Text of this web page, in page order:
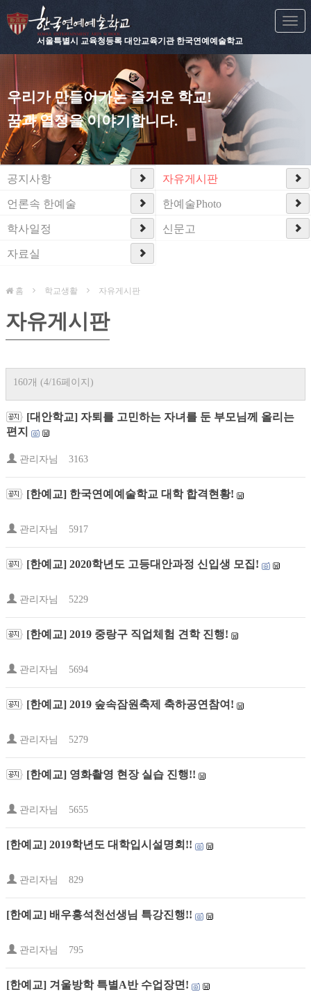
서울특별시 교육청등록 대안교육기관 한국연예예술학교
우리가 만들어가는 즐거운 학교!
꿈과 열정을 이야기합니다.
공지사항 자유게시판
언론속 한예술 한예술Photo
학사일정 신문고
자료실
홈 학교생활 자유게시판
자유게시판
160개 (4/16페이지)
[대안학교] 자퇴를 고민하는 자녀를 둔 부모님께 올리는
편지
관리자님 3163
[한예교] 한국연예예술학교 대학 합격현황!
관리자님 5917
[한예교] 2020학년도 고등대안과정 신입생 모집!
관리자님 5229
[한예교] 2019 중랑구 직업체험 견학 진행!
관리자님 5694
[한예교] 2019 숲속잠원축제 축하공연참여!
관리자님 5279
[한예교] 영화촬영 현장 실습 진행!!
관리자님 5655
[한예교] 2019학년도 대학입시설명회!!
관리자님 829
[한예교] 배우홍석천선생님 특강진행!!
관리자님 795
[한예교] 겨울방학 특별A반 수업장면!